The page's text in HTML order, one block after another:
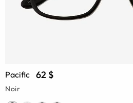
Pacific 62 $
Noir